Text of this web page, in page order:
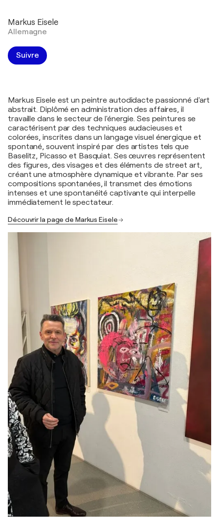
Markus Eisele
Allemagne
Suivre
Markus Eisele est un peintre autodidacte passionné d'art
abstrait. Diplômé en administration des affaires, il
travaille dans le secteur de l'énergie. Ses peintures se
caractérisent par des techniques audacieuses et
colorées, inscrites dans un langage visuel énergique et
spontané, souvent inspiré par des artistes tels que
Baselitz, Picasso et Basquiat. Ses œuvres représentent
des figures, des visages et des éléments de street art,
créant une atmosphère dynamique et vibrante. Par ses
compositions spontanées, il transmet des émotions
intenses et une spontanéité captivante qui interpelle
immédiatement le spectateur.
Découvrir la page de Markus Eisele